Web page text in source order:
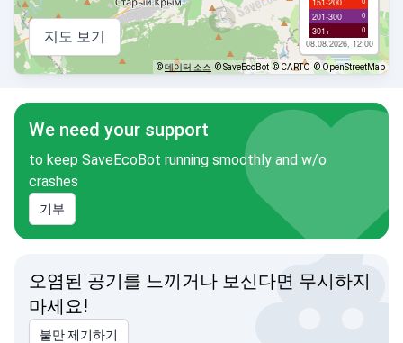
201-300 0
301+ 0
08.08.2026, 12:00
지도 보기
©데이터 소스 © SaveEcoBot © CARTO © OpenStreetMap
We need your support
to keep SaveEcoBot running smoothly and w/o
crashes
기부
오염된 공기를 느끼거나 보신다면 무시하지
마세요!
불만 제기하기